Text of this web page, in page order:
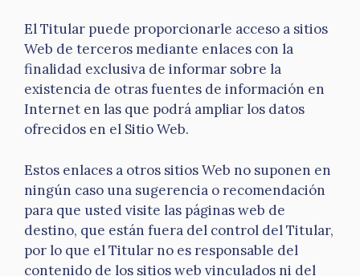
El Titular puede proporcionarle acceso a sitios
Web de terceros mediante enlaces con la
finalidad exclusiva de informar sobre la
existencia de otras fuentes de información en
Internet en las que podrá ampliar los datos
ofrecidos en el Sitio Web.
Estos enlaces a otros sitios Web no suponen en
ningún caso una sugerencia o recomendación
para que usted visite las páginas web de
destino, que están fuera del control del Titular,
por lo que el Titular no es responsable del
contenido de los sitios web vinculados ni del